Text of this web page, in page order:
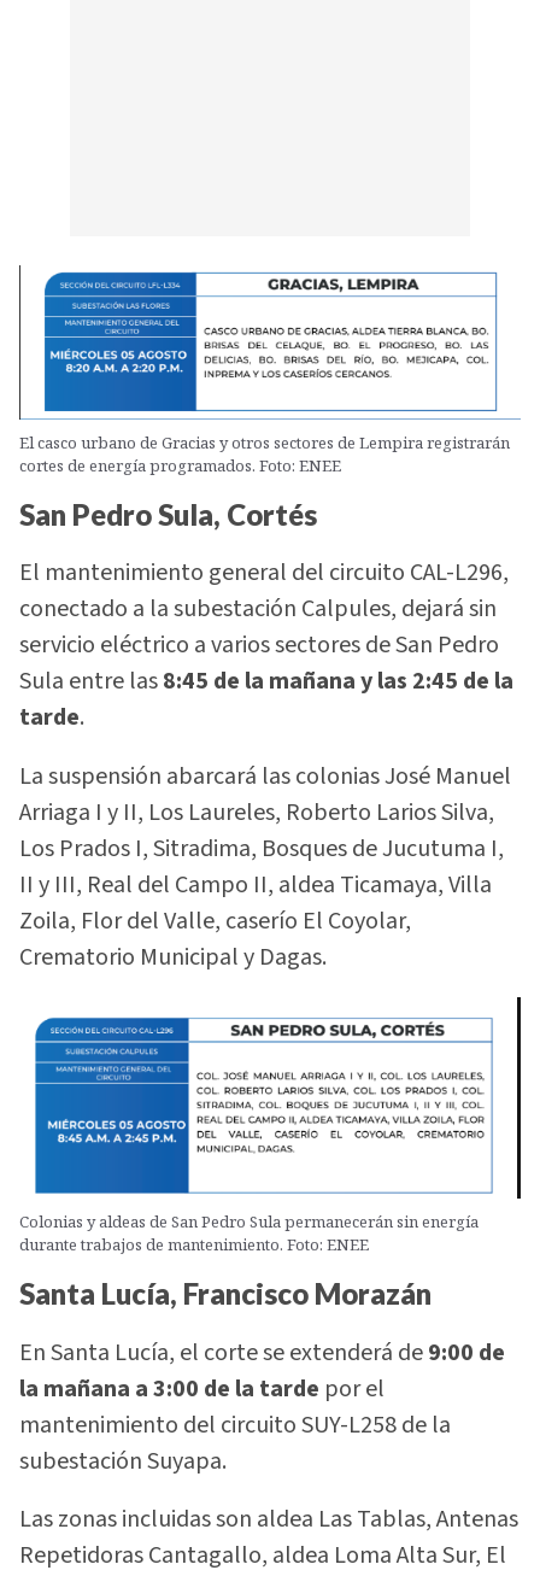
El casco urbano de Gracias y otros sectores de Lempira registrarán
cortes de energía programados. Foto: ENEE
San Pedro Sula, Cortés
El mantenimiento general del circuito CAL-L296,
conectado a la subestación Calpules, dejará sin
servicio eléctrico a varios sectores de San Pedro
Sula entre las8:45 de la mañana y las 2:45 de la
tarde.
La suspensión abarcará las colonias José Manuel
Arriaga I y II, Los Laureles, Roberto Larios Silva,
Los Prados I, Sitradima, Bosques de Jucutuma I,
II y III, Real del Campo II, aldea Ticamaya, Villa
Zoila, Flor del Valle, caserío El Coyolar,
Crematorio Municipal y Dagas.
Colonias y aldeas de San Pedro Sula permanecerán sin energía
durante trabajos de mantenimiento. Foto: ENEE
Santa Lucía, Francisco Morazán
En Santa Lucía, el corte se extenderá de9:00 de
la mañana a 3:00 de la tarde por el
mantenimiento del circuito SUY-L258 de la
subestación Suyapa.
Las zonas incluidas son aldea Las Tablas, Antenas
Repetidoras Cantagallo, aldea Loma Alta Sur, El